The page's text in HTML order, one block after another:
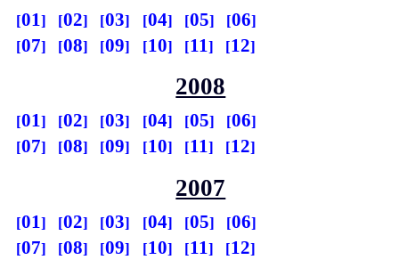
01 02 03 04 05
06
07
08 09 10 11 12
2008
01 02 03 04 05
06
07
08 09 10 11 12
2007
01 02 03 04 05
06
07
08 09 10 11 12